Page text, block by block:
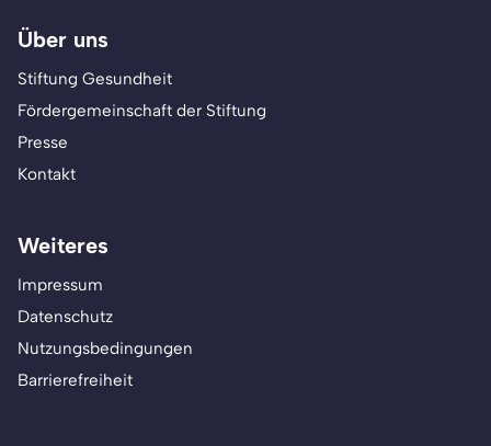
Über uns
Stiftung Gesundheit
Fördergemeinschaft der Stiftung
Presse
Kontakt
Weiteres
Impressum
Datenschutz
Nutzungsbedingungen
Barrierefreiheit